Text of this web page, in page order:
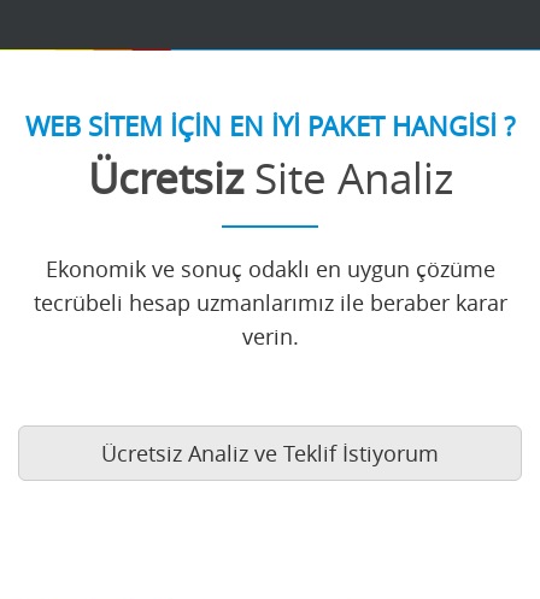
WEB SİTEM İÇİN EN İYİ PAKET HANGİSİ ?
ÜcretsizSite Analiz
Ekonomik ve sonuç odaklı en uygun çözüme
tecrübeli hesap uzmanlarımız ile beraber karar
verin.
Ücretsiz Analiz ve Teklif İstiyorum